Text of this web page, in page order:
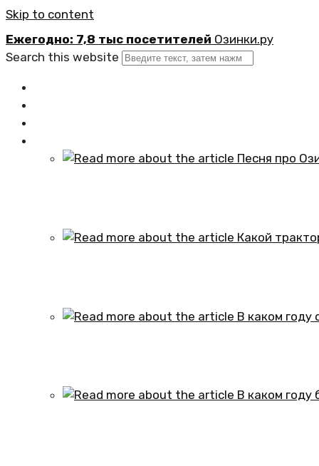
Skip to content
Ежегодно: 7,8 тыс посетителей Озинки.ру
Search this website